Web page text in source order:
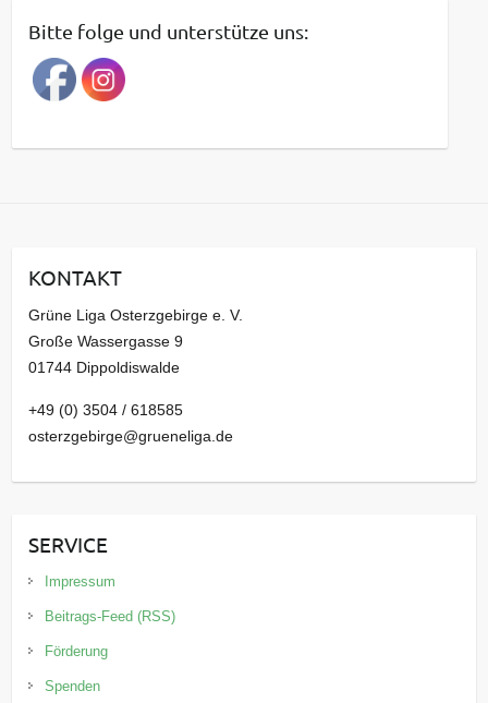
r
a
g
a
v
Bitte folge und unterstütze uns:
KONTAKT
Grüne Liga Osterzgebirge e. V.
Große Wassergasse 9
01744 Dippoldiswalde
+49 (0) 3504 / 618585
osterzgebirge@grueneliga.de
SERVICE
Impressum
Beitrags-Feed (RSS)
Förderung
Spenden